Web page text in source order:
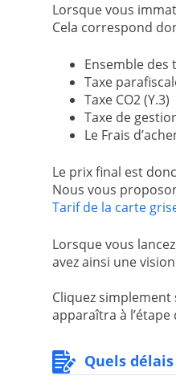
Lorsque vous
Cela correspond
Ensemble des
Taxe
Taxe CO2 (Y.3)
Taxe de
Le Frais
Le prix final est
Nous vous
Tarif de la carte
Lorsque vous
avez ainsi une
Cliquez
apparaîtra à l’étape
Quels